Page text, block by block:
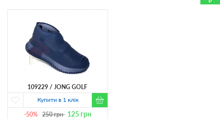
109229
JONG GOLF
Купити в 1 клік
-50% 250грн 125грн